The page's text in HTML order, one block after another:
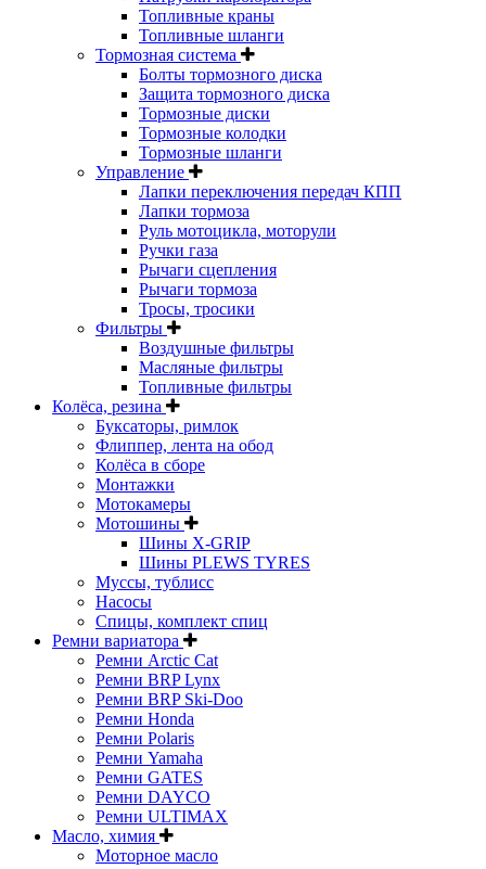
Топливные краны
Топливные шланги
Тормозная система
Болты тормозного диска
Защита тормозного диска
Тормозные диски
Тормозные колодки
Тормозные шланги
Управление
Лапки переключения передач КПП
Лапки тормоза
Руль мотоцикла, моторули
Ручки газа
Рычаги сцепления
Рычаги тормоза
Тросы, тросики
Фильтры
Воздушные фильтры
Масляные фильтры
Топливные фильтры
Колёса, резина
Буксаторы, римлок
Флиппер, лента на обод
Колёса в сборе
Монтажки
Мотокамеры
Мотошины
Шины X-GRIP
Шины PLEWS TYRES
Муссы, тублисс
Насосы
Спицы, комплект спиц
Ремни вариатора
Ремни Arctic Cat
Ремни BRP Lynx
Ремни BRP Ski-Doo
Ремни Honda
Ремни Polaris
Ремни Yamaha
Ремни GATES
Ремни DAYCO
Ремни ULTIMAX
Масло, химия
Моторное масло